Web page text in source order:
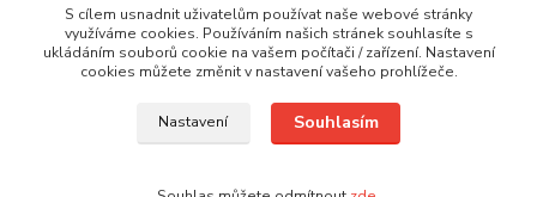
VSTUPTE Koni tlumiče
by 2Racing.cz 2012-2026
S cílem usnadnit uživatelům používat naše webové stránky
využíváme cookies. Používáním našich stránek souhlasíte s
ukládáním souborů cookie na vašem počítači / zařízení. Nastavení
cookies můžete změnit v nastavení vašeho prohlížeče.
Nastavení Souhlasím